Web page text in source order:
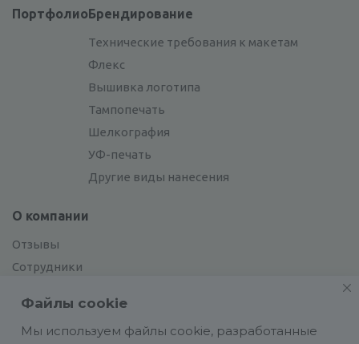
ПортфолиоБрендирование
Технические требования к макетам
Флекс
Вышивка логотипа
Тампопечать
Шелкография
УФ-печать
Другие виды нанесения
О компании
Отзывы
Сотрудники
Вакансии
Файлы cookie
Мы используем файлы cookie, разработанные